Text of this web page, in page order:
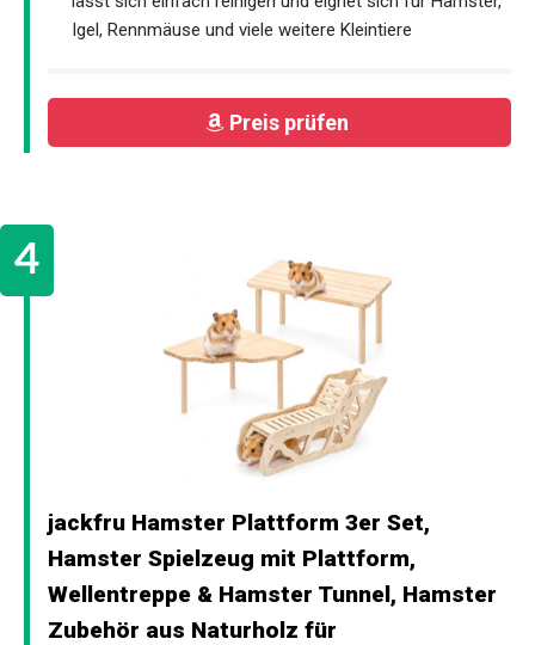
Igel, Rennmäuse und viele weitere Kleintiere
Preis prüfen
jackfru Hamster Plattform 3er Set,
Hamster Spielzeug mit Plattform,
Wellentreppe & Hamster Tunnel, Hamster
Zubehör aus Naturholz für